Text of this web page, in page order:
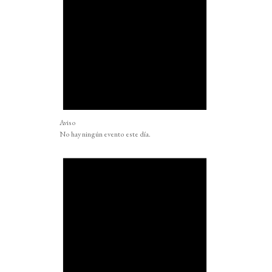
Aviso
No hay ningún evento este día.